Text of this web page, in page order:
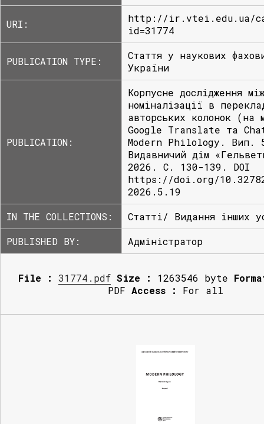
URI:
http://ir.vtei.edu.ua/
id=31774
PUBLICATION TYPE:
Стаття у наукових
України
PUBLICATION:
Корпусне дослідження
номіналізації в
авторських колонок (на
Google Translate та
Modern Philology. Вип.
Видавничий дім
2026. С. 130-139. DOI
https://doi.org/
2026.5.19
IN THE COLLECTIONS:
Статті/ Видання інших
PUBLISHED BY:
Адміністратор
File : 31774.pdf Size : 1263546 byte
PDF Access : For all